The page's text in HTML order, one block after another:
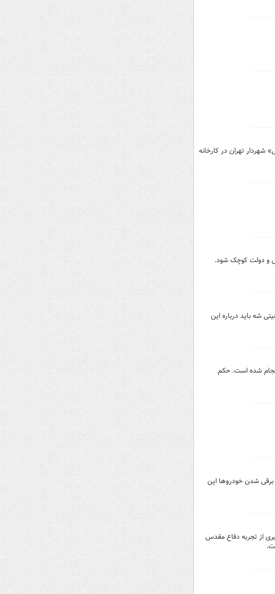
۱۵ آذر ۱۴۰۴ با حضور «علیرضا زاکانی» شهردار تهران در کارخانه
و دولت کوچک شود.
شه باید درباره این
شده است. حکم
برقی شدن خودروها این
از تجربه دفاع مقدس